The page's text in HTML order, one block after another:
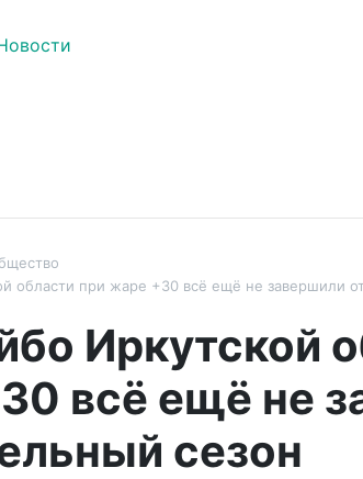
области при жаре +30 всё ещё не завершили
Иркутской
всё ещё не
сезон